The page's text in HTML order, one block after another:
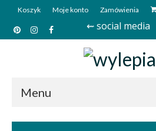
Koszyk Moje konto Zamówienia
⇜ social media
Menu
Start